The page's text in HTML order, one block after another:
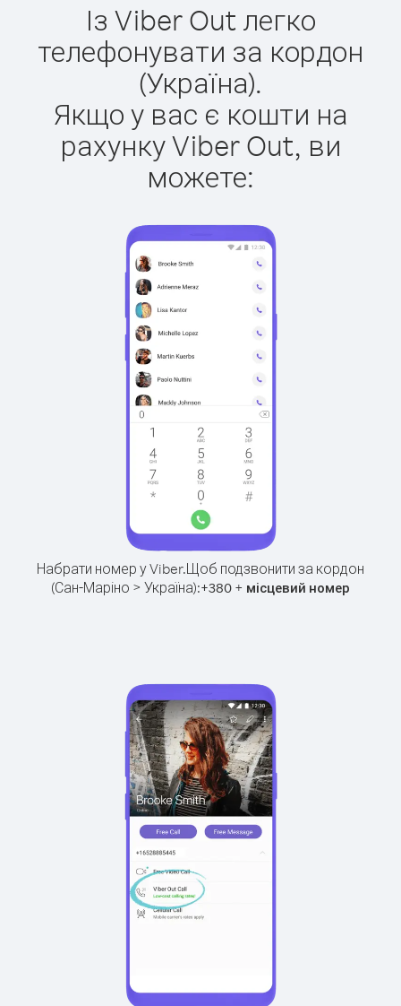
Із Viber Out легко
телефонувати за кордон
(Україна).
Якщо у вас є кошти на
рахунку Viber Out, ви
можете:
Набрати номер у Viber.Щоб подзвонити за кордон
(Сан-Маріно > Україна):+380 + місцевий номер